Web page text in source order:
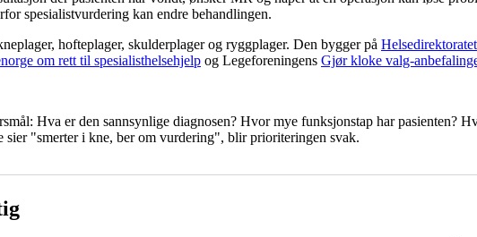
spesialistvurdering kan endre behandlingen.
hofteplager, skulderplager og ryggplager. Den bygger på
om rett til spesialisthelsehjelp og Legeforeningens Gjør kloke valg-
Hva er den sannsynlige diagnosen? Hvor mye funksjonstap har pasienten?
sier "smerter i kne, ber om vurdering", blir prioriteringen svak.